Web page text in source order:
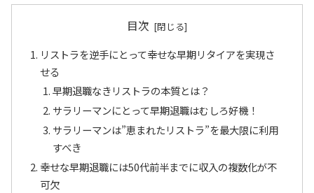
目次
リストラを逆手にとって幸せな早期リタイアを実現さ
せる
早期退職なきリストラの本質とは？
サラリーマンにとって早期退職はむしろ好機！
サラリーマンは”恵まれたリストラ”を最大限に利用
すべき
幸せな早期退職には50代前半までに収入の複数化が不
可欠